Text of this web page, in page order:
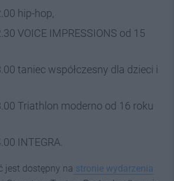
hip-hop,
VOICE IMPRESSIONS od 15
taniec współczesny dla dzieci i
Triathlon moderno od 16 roku
INTEGRA.
jest dostępny na stronie wydarzenia